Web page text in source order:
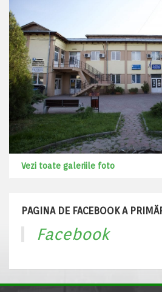
Vezi toate galeriile foto
PAGINA DE FACEBOOK A
Facebook